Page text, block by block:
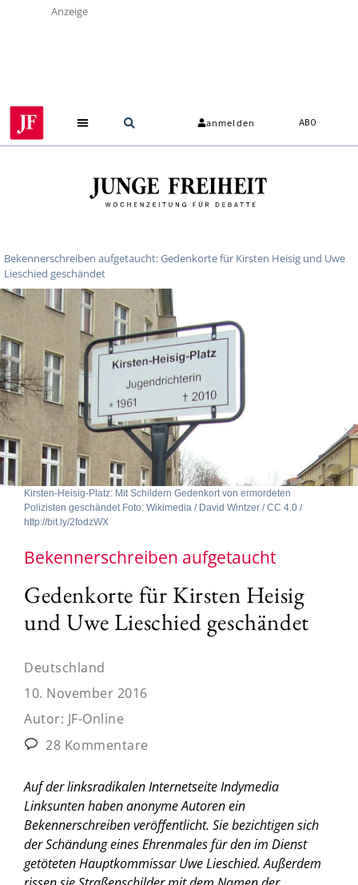
Anzeige
anmelden ABO
Bekennerschreiben aufgetaucht: Gedenkorte für Kirsten Heisig und Uwe
Lieschied geschändet
Kirsten-Heisig-Platz: Mit Schildern Gedenkort von ermordeten
Polizisten geschändet Foto: Wikimedia / David Wintzer / CC 4.0 /
http://bit.ly/2fodzWX
Bekennerschreiben aufgetaucht
Gedenkorte für Kirsten Heisig
und Uwe Lieschied geschändet
Deutschland
10. November 2016
Autor: JF-Online
28 Kommentare
Auf der linksradikalen Internetseite Indymedia
Linksunten haben anonyme Autoren ein
Bekennerschreiben veröffentlicht. Sie bezichtigen sich
der Schändung eines Ehrenmales für den im Dienst
getöteten Hauptkommissar Uwe Lieschied. Außerdem